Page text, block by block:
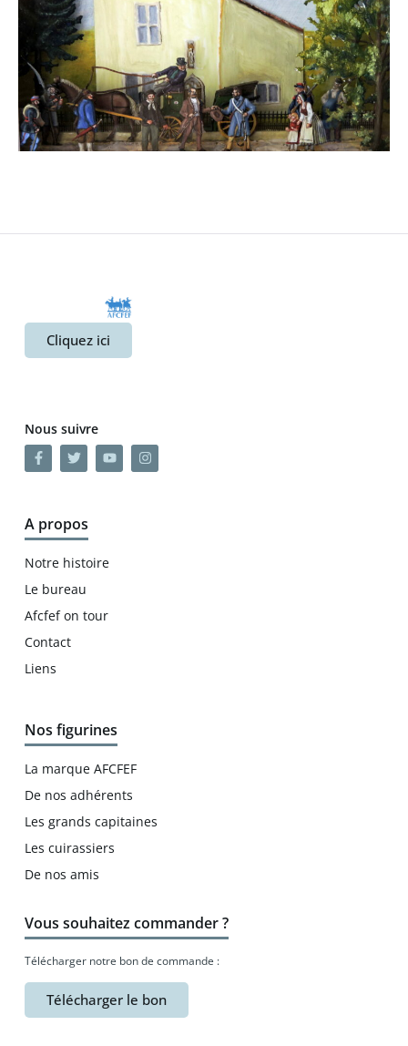
Cliquez ici
Nous suivre
A propos
Notre histoire
Le bureau
Afcfef on tour
Contact
Liens
Nos figurines
La marque AFCFEF
De nos adhérents
Les grands capitaines
Les cuirassiers
De nos amis
Vous souhaitez commander ?
Télécharger notre bon de commande :
Télécharger le bon